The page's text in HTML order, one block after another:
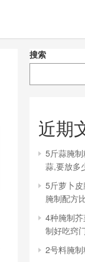
搜索
近期
5斤蒜腌
蒜,要放多
5斤萝卜
腌制配方
4种腌制
制好吃窍门
2号料腌制